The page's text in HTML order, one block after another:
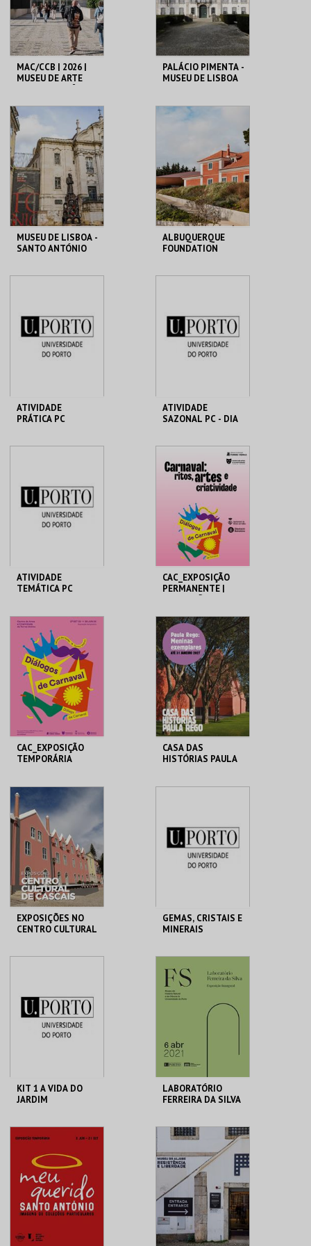
COMPRAR COMPRAR
MAC/CCB | 2026 |
MUSEU DE ARTE
ARQUITETURA
CCB
MAIS INFO
COMPRAR
PALÁCIO PIMENTA -
MUSEU DE LISBOA
ML - PALÁCIO
PIMENTA
MAIS INFO
COMPRAR
MUSEU DE LISBOA -
SANTO ANTÓNIO
MAIS INFO
COMPRAR
ALBUQUERQUE
FOUNDATION
MAIS INFO
COMPRAR
ATIVIDADE
PRÁTICA PC
MAIS INFO
COMPRAR
ATIVIDADE
SAZONAL PC - DIA
MHNC-UP - POLO
CENTRAL
COMPRAR
ATIVIDADE
TEMÁTICA PC
MHNC-UP - POLO
CENTRAL
MAIS INFO
COMPRAR
CAC_EXPOSIÇÃO
PERMANENTE |
CAC
MAIS INFO
COMPRAR
CAC_EXPOSIÇÃO
TEMPORÁRIA
CAC
MAIS INFO
COMPRAR
CASA DAS
HISTÓRIAS PAULA
MAIS INFO
COMPRAR
EXPOSIÇÕES NO
CENTRO CULTURAL
MAIS INFO
COMPRAR
GEMAS, CRISTAIS E
MINERAIS
CENTRAL
MAIS INFO
KIT 1 A VIDA DO
JARDIM
GALERIA DA
MAIS INFO
COMPRAR
LABORATÓRIO
FERREIRA DA SILVA
MHNC-UP - POLO
MAIS INFO
COMPRAR